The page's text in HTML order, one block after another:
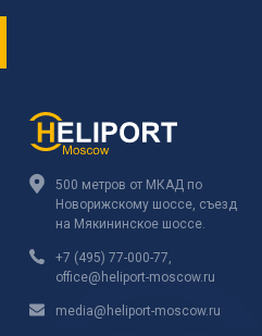
500 метров от МКАД по
Новорижскому шоссе, съезд
на Мякининское шоссе.
+7 (495) 77-000-77
office@heliport-moscow.ru
media@heliport-moscow.ru